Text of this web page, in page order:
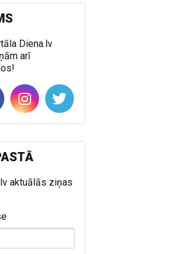
Diena.lv
arī
aktuālās ziņas